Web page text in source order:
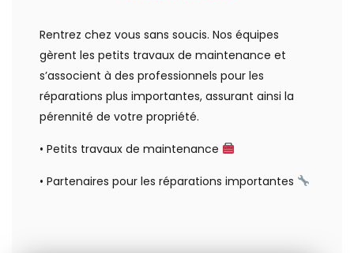
Rentrez chez vous sans soucis. Nos équipes
gèrent les petits travaux de maintenance et
s’associent à des professionnels pour les
réparations plus importantes, assurant ainsi la
pérennité de votre propriété.
• Petits travaux de maintenance
• Partenaires pour les réparations importantes